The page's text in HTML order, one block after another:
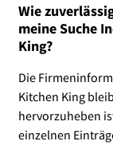
Wie
meine Suche
King?
Die
Kitchen King
hervorzuheben
einzelnen